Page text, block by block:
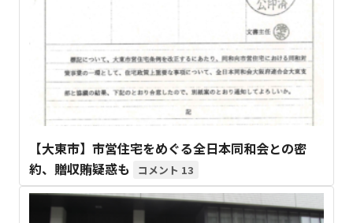
【大東市】市営住宅をめぐる全日本同和会との密
約、贈収賄疑惑も
13